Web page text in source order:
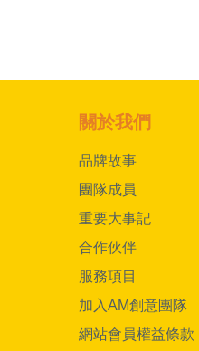
關於我們
品牌故事
團隊成員
重要大事記
合作伙伴
服務項目
加入AM創意團隊
網站會員權益條款